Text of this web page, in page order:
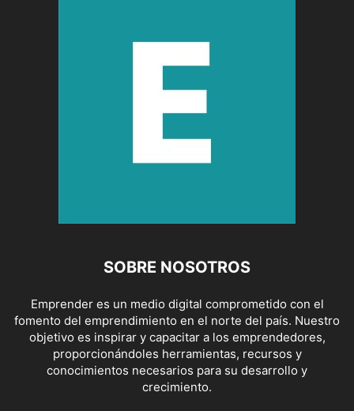
SOBRE NOSOTROS
Emprender es un medio digital comprometido con el
fomento del emprendimiento en el norte del país. Nuestro
objetivo es inspirar y capacitar a los emprendedores,
proporcionándoles herramientas, recursos y
conocimientos necesarios para su desarrollo y
crecimiento.